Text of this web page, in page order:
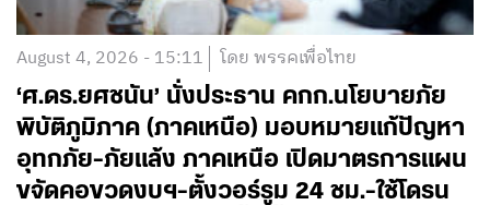
August 4, 2026 - 15:11 โดย พรรคเพื่อไทย
‘ศ.ดร.ยศชนัน’ นั่งประธาน คกก.นโยบายภัย
พิบัติภูมิภาค (ภาคเหนือ) มอบหมายแก้ปัญหา
อุทกภัย-ภัยแล้ง ภาคเหนือ เปิดมาตรการแผน
ขจัดคอขวดงบฯ-ตั้งวอร์รูม 24 ชม.-ใช้โดรน